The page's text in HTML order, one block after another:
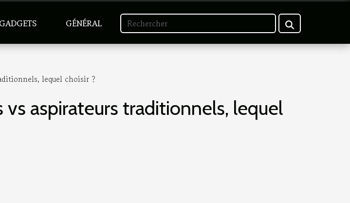
GADGETS GÉNÉRAL
lequel choisir ?
aspirateurs traditionnels, lequel